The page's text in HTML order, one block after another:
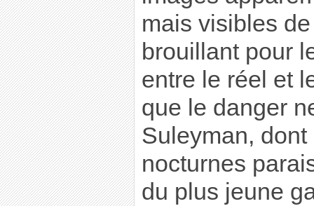
mais visibles
brouillant pour
entre le réel et
que le danger
Suleyman,
nocturnes
du plus jeune